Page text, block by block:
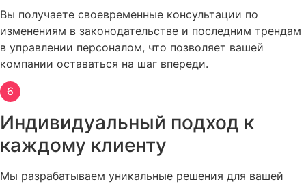
Вы получаете своевременные консультации по
изменениям в законодательстве и последним трендам
в управлении персоналом, что позволяет вашей
компании оставаться на шаг впереди.
Индивидуальный подход к
каждому клиенту
Мы разрабатываем уникальные решения для вашей